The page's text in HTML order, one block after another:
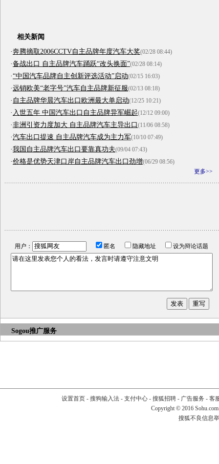
相关新闻
·奔腾摘取2006CCTV自主品牌年度汽车大奖(02/28 08:44)
·备战出口 自主品牌汽车踊跃“改头换面”(02/28 08:14)
·“中国汽车品牌自主创新评选活动”启动(02/15 16:03)
·远销欧美“老字号”汽车自主品牌新征服(02/13 08:18)
· 自主品牌华晨汽车出口欧洲最大单启动(12/25 10:21)
· 入世五年 中国汽车出口自主品牌异军崛起(12/12 09:00)
·非洲引资力度加大 自主品牌汽车主导出口(11/06 08:58)
·汽车出口提速 自主品牌汽车成为主力军(10/10 07:49)
·我国自主品牌汽车出口要靠真功夫(09/04 07:43)
·价格是优势天津口岸自主品牌汽车出口劲增(06/29 08:56)
更多>>
用户： 匿名 隐藏地址 设为辩论话题
Sogou推广服务
设置首页- 搜狗输入法- 支付中心- 搜狐招聘- 广告服务 - 客
Copyright © 2016
搜狐不良信息